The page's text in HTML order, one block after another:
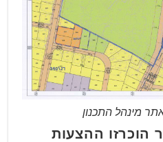
מינהל התכנון
הוכרזו ההצעות